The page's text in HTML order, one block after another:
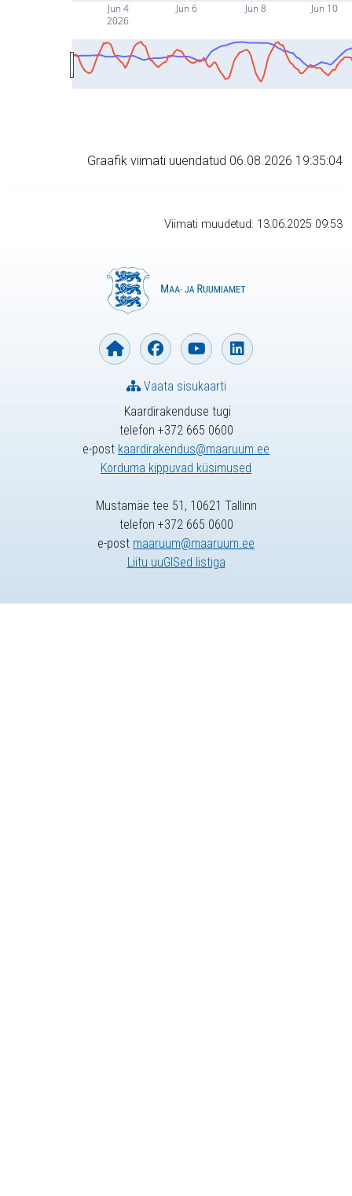
Jun 4
2026
Jun 6 Jun 8 Jun 10
Graafik viimati uuendatud 06.08.2026 19:35:04
Viimati muudetud: 13.06.2025 09:53
Kaardirakenduse tugi
telefon +372 665 0600
e-post kaardirakendus@maaruum.ee
Korduma kippuvad küsimused
Vaata sisukaarti
Mustamäe tee 51, 10621 Tallinn
telefon +372 665 0600
e-post maaruum@maaruum.ee
Liitu uuGISed listiga